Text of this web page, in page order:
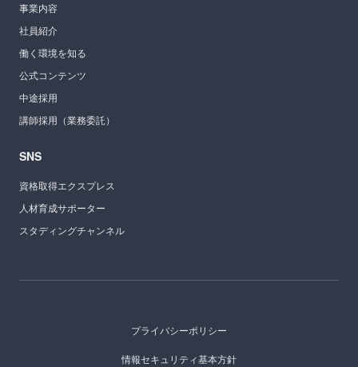
事業内容
社員紹介
働く環境を知る
公式コンテンツ
中途採用
講師採用（業務委託）
SNS
資格取得エクスプレス
人材育成サポーター
スタディングチャンネル
プライバシーポリシー
情報セキュリティ基本方針